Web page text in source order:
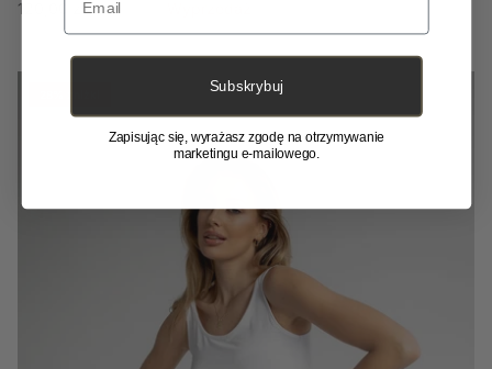
Cena wyprzedażowa
120,00 zł Cena regularna
166,00 zł
Subskrybuj
Zapisując się, wyrażasz zgodę na otrzymywanie
marketingu e-mailowego.